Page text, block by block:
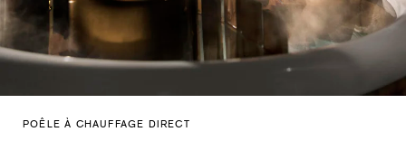
POÊLE À CHAUFFAGE DIRECT